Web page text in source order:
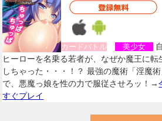
カードバトル 美少女
ヒーローを名乗る若者が、なぜか魔王に転
しちゃった・・・！？ 最強の魔術「淫魔術
で、悪魔っ娘を性の力で服従させろッ！→
すぐプレイ